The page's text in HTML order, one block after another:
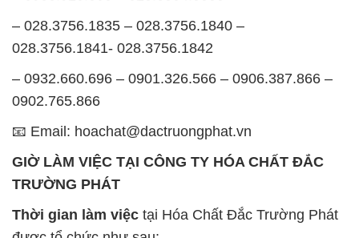
– 028.3756.1835 – 028.3756.1840 –
028.3756.1841- 028.3756.1842
– 0932.660.696 – 0901.326.566 – 0906.387.866 –
0902.765.866
📧 Email: hoachat@dactruongphat.vn
GIỜ LÀM VIỆC TẠI CÔNG TY HÓA CHẤT ĐẮC
TRƯỜNG PHÁT
Thời gian làm việc tại Hóa Chất Đắc Trường Phát